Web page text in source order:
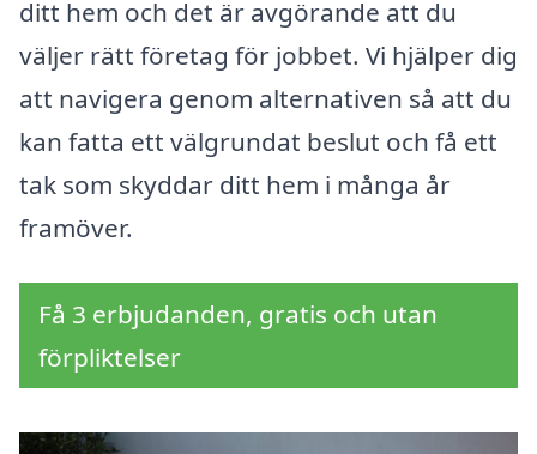
ditt hem och det är avgörande att du
väljer rätt företag för jobbet. Vi hjälper dig
att navigera genom alternativen så att du
kan fatta ett välgrundat beslut och få ett
tak som skyddar ditt hem i många år
framöver.
Få 3 erbjudanden, gratis och utan
förpliktelser